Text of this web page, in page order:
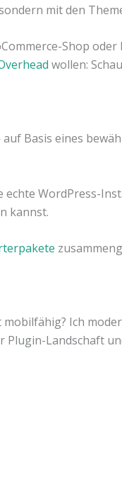
mit den
Shop
wollen:
Basis eines
echte WordPress-
kannst.
mobilfähig? Ich
Plugin-Landschaft